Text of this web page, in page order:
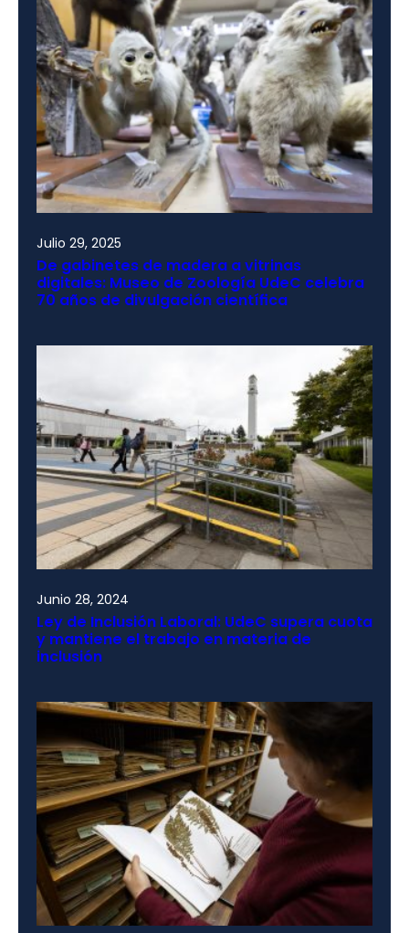
Julio 29, 2025
De gabinetes de madera a vitrinas
digitales: Museo de Zoología UdeC celebra
70 años de divulgación científica
Junio 28, 2024
Ley de Inclusión Laboral: UdeC supera cuota
y mantiene el trabajo en materia de
inclusión